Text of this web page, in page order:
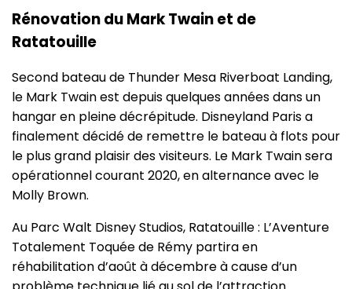
Rénovation du Mark Twain et de
Ratatouille
Second bateau de Thunder Mesa Riverboat Landing,
le Mark Twain est depuis quelques années dans un
hangar en pleine décrépitude. Disneyland Paris a
finalement décidé de remettre le bateau à flots pour
le plus grand plaisir des visiteurs. Le Mark Twain sera
opérationnel courant 2020, en alternance avec le
Molly Brown.
Au Parc Walt Disney Studios, Ratatouille : L’Aventure
Totalement Toquée de Rémy partira en
réhabilitation d’août à décembre à cause d’un